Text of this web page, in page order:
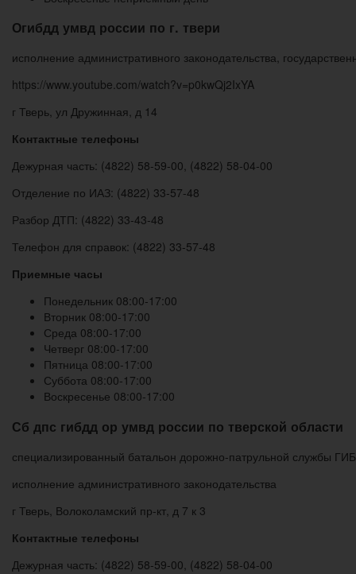
Огибдд умвд россии по г. твери
исполнение административного законодательства,
https://www.youtube.com/watch?v=p0kwQj2IxYA
г Тверь, ул Дружинная, д 14
Контактные телефоны
Дежурная часть: (4822) 58-59-00, (4822) 58-04-00
Отделение по ИАЗ: (4822) 33-57-48
Разбор ДТП: (4822) 33-43-48
Телефон для справок: (4822) 33-57-48
Приемные часы
Понедельник 08:00-17:00
Вторник 08:00-17:00
Среда 08:00-17:00
Четверг 08:00-17:00
Пятница 08:00-17:00
Суббота 08:00-17:00
Воскресенье 08:00-17:00
Сб дпс гибдд ор умвд россии по тверской области
специализированный батальон дорожно-патрульной службы
исполнение административного законодательства
г Тверь, Волоколамский пр-кт, д 7 к 3
Контактные телефоны
Дежурная часть: (4822) 58-59-00, (4822) 58-04-00